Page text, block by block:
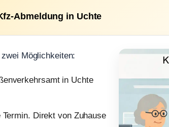
Abmeldung in Uchte
Möglichkeiten:
in Uchte
Direkt von Zuhause